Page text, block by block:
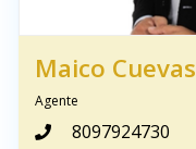
Maico Cuevas
Agente
8097924730